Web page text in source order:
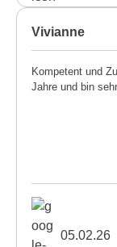
Vivianne
Kompetent und
Jahre und bin
05.02.26